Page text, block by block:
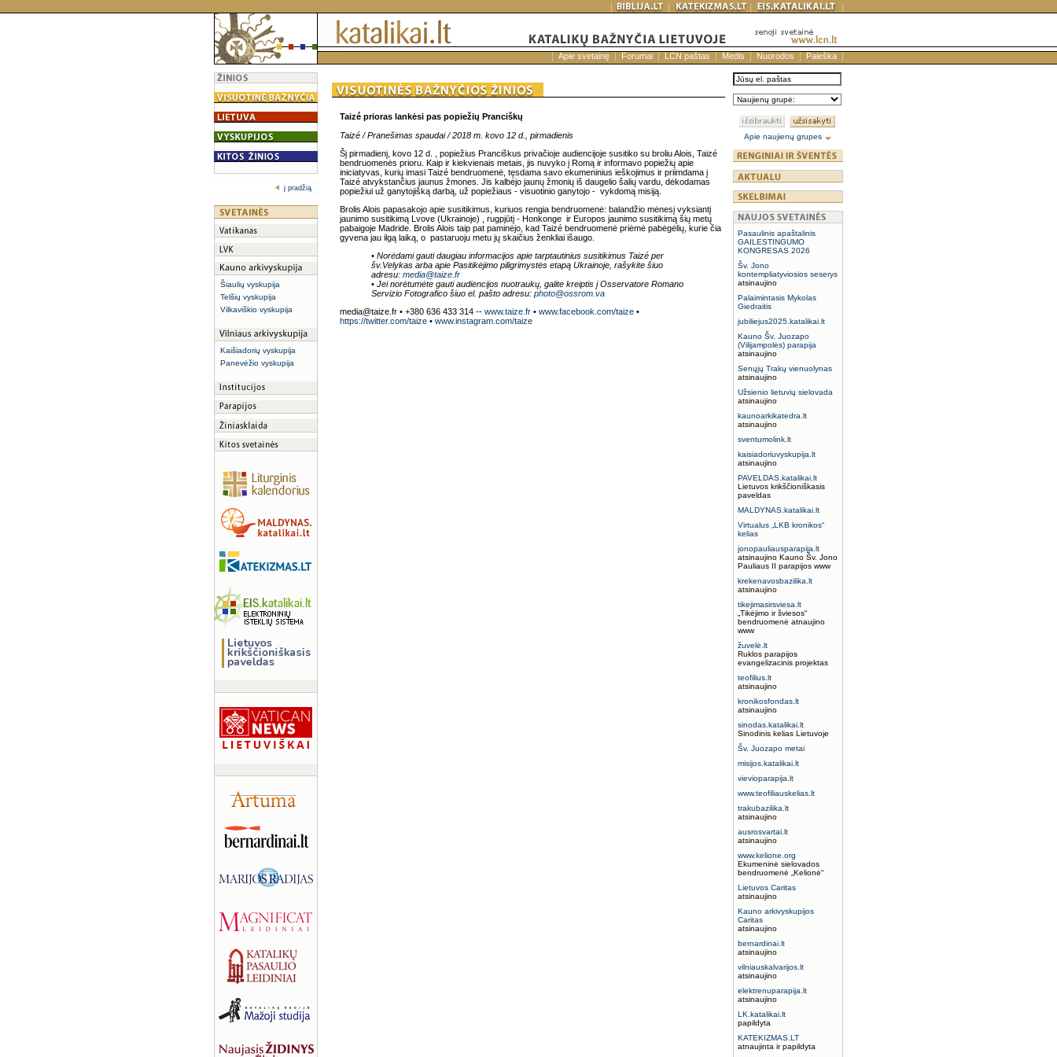
Apie svetainę Forumai LCN paštas Medis Nuorodos Paieška
į pradžią
Šiaulių vyskupija
Telšių vyskupija
Vilkaviškio vyskupija
Kaišiadorių vyskupija
Panevėžio vyskupija
Taizé prioras lankėsi pas popiežių Pranciškų
Taizé / Pranešimas spaudai / 2018 m. kovo 12 d., pirmadienis
Šį pirmadienį, kovo 12 d. , popiežius Pranciškus privačioje audiencijoje susitiko su broliu Alois, Taizé
bendruomenės prioru. Kaip ir kiekvienais metais, jis nuvyko į Romą ir informavo popiežių apie
iniciatyvas, kurių imasi Taizé bendruomenė, tęsdama savo ekumeninius ieškojimus ir priimdama į
Taizé atvykstančius jaunus žmones. Jis kalbėjo jaunų žmonių iš daugelio šalių vardu, dėkodamas
popiežiui už ganytojišką darbą, už popiežiaus - visuotinio ganytojo - vykdomą misiją.
Brolis Alois papasakojo apie susitikimus, kuriuos rengia bendruomenė: balandžio mėnesį vyksiantį
jaunimo susitikimą Lvove (Ukrainoje) , rugpjūtį - Honkonge ir Europos jaunimo susitikimą šių metų
pabaigoje Madride. Brolis Alois taip pat paminėjo, kad Taizé bendruomenė priėmė pabėgėlių, kurie čia
gyvena jau ilgą laiką, o pastaruoju metu jų skaičius ženkliai išaugo.
• Norėdami gauti daugiau informacijos apie tarptautinius susitikimus Taizé per
šv.Velykas arba apie Pasitikėjimo piligrimystės etapą Ukrainoje, rašykite šiuo
adresu: media@taize.fr
• Jei norėtumėte gauti audiencijos nuotraukų, galite kreiptis į Osservatore Romano
Servizio Fotografico šiuo el. pašto adresu: photo@ossrom.va
media@taize.fr • +380 636 433 314 -- www.taize.fr • www.facebook.com/taize •
https://twitter.com/taize • www.instagram.com/taize
Apie naujienų grupes
Pasaulinis apaštalinis
GAILESTINGUMO
KONGRESAS 2026
Šv. Jono
kontempliatyviosios seserys
atsinaujino
Palaimintasis Mykolas
Giedraitis
jubiliejus2025.katalikai.lt
Kauno Šv. Juozapo
(Vilijampolės) parapija
atsinaujino
Senųjų Trakų vienuolynas
atsinaujino
Užsienio lietuvių sielovada
atsinaujino
kaunoarkikatedra.lt
atsinaujino
sventumolink.lt
kaisiadoriuvyskupija.lt
atsinaujino
PAVELDAS.katalikai.lt
Lietuvos krikščioniškasis
paveldas
MALDYNAS.katalikai.lt
Virtualus „LKB kronikos“
kelias
jonopauliausparapija.lt
atsinaujino Kauno Šv. Jono
Pauliaus II parapijos www
krekenavosbazilika.lt
atsinaujino
tikejimasirsviesa.lt
„Tikėjimo ir šviesos“
bendruomenė atnaujino
www
žuvelė.lt
Ruklos parapijos
evangelizacinis projektas
teofilius.lt
atsinaujino
kronikosfondas.lt
atsinaujino
sinodas.katalikai.lt
Sinodinis kelias Lietuvoje
Šv. Juozapo metai
misijos.katalikai.lt
vievioparapija.lt
www.teofiliauskelias.lt
trakubazilika.lt
atsinaujino
ausrosvartai.lt
atsinaujino
www.kelione.org
Ekumeninė sielovados
bendruomenė „Kelionė“
Lietuvos Caritas
atsinaujino
Kauno arkivyskupijos
Caritas
atsinaujino
bernardinai.lt
atsinaujino
vilniauskalvarijos.lt
atsinaujino
elektrenuparapija.lt
atsinaujino
LK.katalikai.lt
papildyta
KATEKIZMAS.LT
atnaujinta ir papildyta